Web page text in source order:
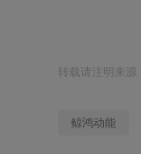
转载请注明来源
鲸鸿动能